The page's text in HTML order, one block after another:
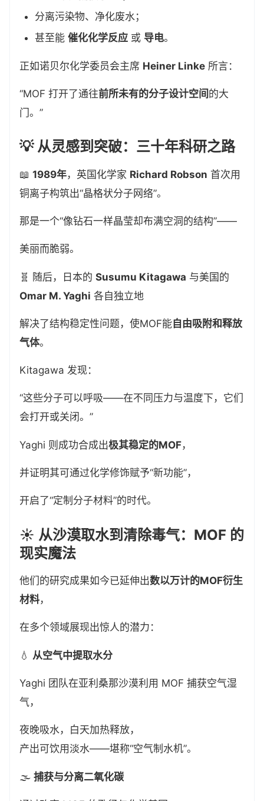
分离污染物、净化废水；
甚至能 催化化学反应或 导电。
正如诺贝尔化学委员会主席 Heiner Linke 所言：
“MOF 打开了通往前所未有的分子设计空间的大
门。”
💡 从灵感到突破：三十年科研之路
📖 1989年，英国化学家 Richard Robson 首次用
铜离子构筑出“晶格状分子网络”。
那是一个“像钻石一样晶莹却布满空洞的结构”——
美丽而脆弱。
🧬 随后，日本的 Susumu Kitagawa 与美国的
Omar M. Yaghi 各自独立地
解决了结构稳定性问题，使MOF能自由吸附和释放
气体。
Kitagawa 发现：
“这些分子可以呼吸——在不同压力与温度下，它们
会打开或关闭。”
Yaghi 则成功合成出极其稳定的MOF，
并证明其可通过化学修饰赋予“新功能”，
开启了“定制分子材料”的时代。
☀️ 从沙漠取水到清除毒气：MOF 的
现实魔法
他们的研究成果如今已延伸出数以万计的MOF衍生
材料，
在多个领域展现出惊人的潜力：
💧 从空气中提取水分
Yaghi 团队在亚利桑那沙漠利用 MOF 捕获空气湿
气，
夜晚吸水，白天加热释放，
产出可饮用淡水——堪称“空气制水机”。
🌫️ 捕获与分离二氧化碳